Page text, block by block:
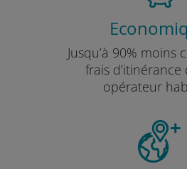
Jusqu’à 90% moins
frais d’itinérance
opérateur